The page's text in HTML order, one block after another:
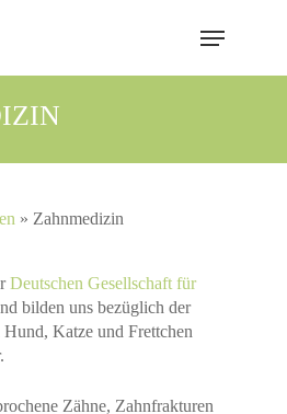
Menu
» Zahnmedizin
Deutschen Gesellschaft für
bilden uns bezüglich der
Katze und Frettchen
Zähne, Zahnfrakturen